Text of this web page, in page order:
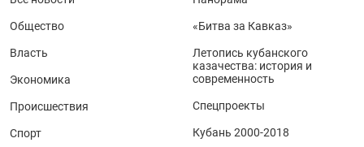
Общество
Власть
Экономика
Происшествия
Спорт
«Битва за Кавказ»
Летопись кубанского
казачества: история и
современность
Спецпроекты
Кубань 2000-2018